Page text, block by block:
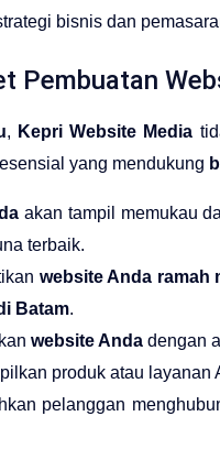
bisnis dan
Pembuatan
, Kepri Website Media
yang mendukung
akan tampil memukau
terbaik.
website Anda ramah
Batam.
website Anda dengan
produk atau layanan
pelanggan